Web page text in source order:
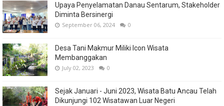
Upaya Penyelamatan Danau Sentarum, Stakeholder
Diminta Bersinergi
September 06, 2024 0
Desa Tani Makmur Miliki Icon Wisata
Membanggakan
July 02, 2023 0
Sejak Januari - Juni 2023, Wisata Batu Ancau Telah
Dikunjungi 102 Wisatawan Luar Negeri